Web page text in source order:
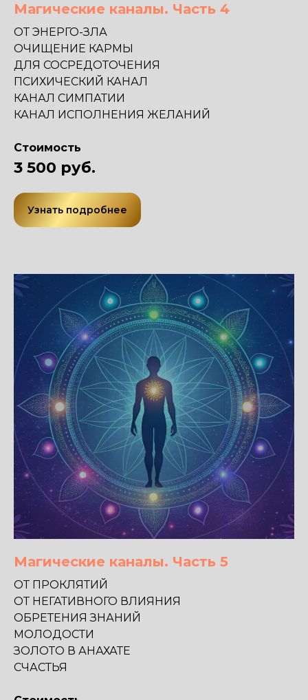
Магические каналы. Часть 4
ОТ ЭНЕРГО-ЗЛА
ОЧИЩЕНИЕ КАРМЫ
ДЛЯ СОСРЕДОТОЧЕНИЯ
ПСИХИЧЕСКИЙ КАНАЛ
КАНАЛ СИМПАТИИ
КАНАЛ ИСПОЛНЕНИЯ ЖЕЛАНИЙ
Стоимость
3 500 руб.
Узнать подробнее
Магические каналы. Часть 5
ОТ ПРОКЛЯТИЙ
ОТ НЕГАТИВНОГО ВЛИЯНИЯ
ОБРЕТЕНИЯ ЗНАНИЙ
МОЛОДОСТИ
ЗОЛОТО В АНАХАТЕ
СЧАСТЬЯ